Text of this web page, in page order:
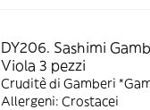
DY206. Sashimi
Viola 3 pezzi
Cruditè di Gamberi
Allergeni: Crostacei